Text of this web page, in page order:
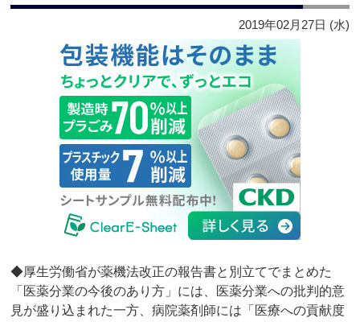
2019年02月27日 (水)
◆厚生労働省が薬機法改正の報告書と別立てでまとめた
「医薬分業の今後のあり方」には、医薬分業への批判的意
見が盛り込まれた一方、病院薬剤師には「医療への貢献度